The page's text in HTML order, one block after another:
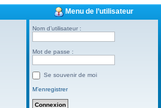
Menu de l’utilisateur
Nom d’utilisateur :
Mot de passe :
Se souvenir de moi
M’enregistrer